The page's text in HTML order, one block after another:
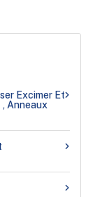
Excimer Et
, Anneaux